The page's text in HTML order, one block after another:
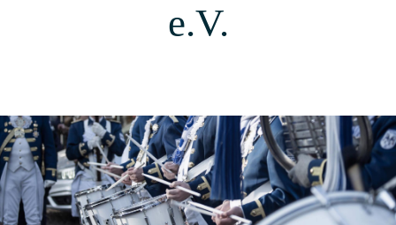
e.V.